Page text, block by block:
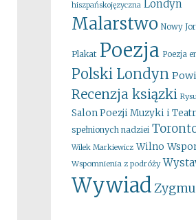
hiszpańskojęzyczna Londyn
Malarstwo Nowy
Plakat Poezja Poezja
Polski Londyn
Recenzja ksiązki
Salon Poezji Muzyki i
spełnionych nadziei
Wilek Markiewicz Wilno
Wspomnienia z podróży
Wywiad